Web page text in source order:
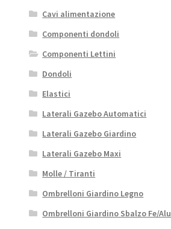
Cavi alimentazione
Componenti dondoli
Componenti Lettini
Dondoli
Elastici
Laterali Gazebo Automatici
Laterali Gazebo Giardino
Laterali Gazebo Maxi
Molle / Tiranti
Ombrelloni Giardino Legno
Ombrelloni Giardino Sbalzo Fe/Alu